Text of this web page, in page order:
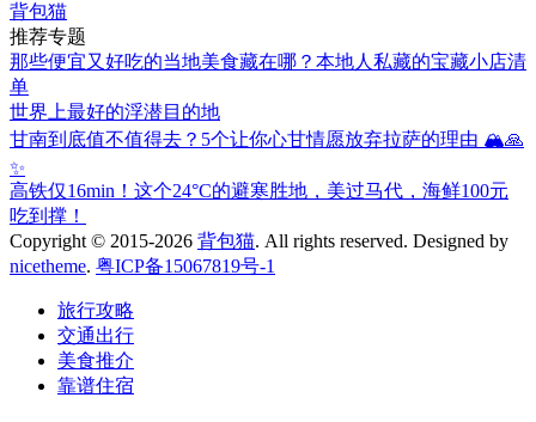
背包猫
推荐专题
那些便宜又好吃的当地美食藏在哪？本地人私藏的宝藏小店清
单
世界上最好的浮潜目的地
甘南到底值不值得去？5个让你心甘情愿放弃拉萨的理由 🏔️🙏
✨
高铁仅16min！这个24°C的避寒胜地，美过马代，海鲜100元
吃到撑！
Copyright © 2015-2026 背包猫. All rights reserved. Designed by
nicetheme. 粤ICP备15067819号-1
旅行攻略
交通出行
美食推介
靠谱住宿